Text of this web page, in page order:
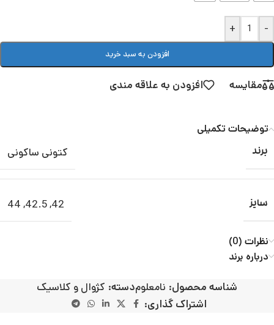
-
+
افزودن به سبد خرید
مقایسه افزودن به علاقه مندی
توضیحات تکمیلی
برند کتونی ساکونی
سایز 42
,
42.5
,
44
نظرات (0)
درباره برند
شناسه محصول: نامعلومدسته: کژوال و کلاسیک
اشتراک گذاری: